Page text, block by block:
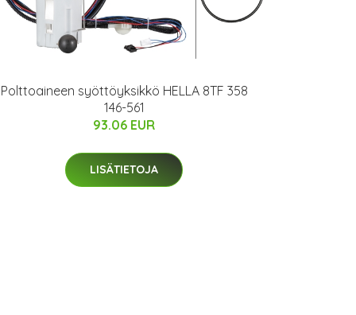
Polttoaineen syöttöyksikkö HELLA 8TF 358
146-561
93.06 EUR
LISÄTIETOJA